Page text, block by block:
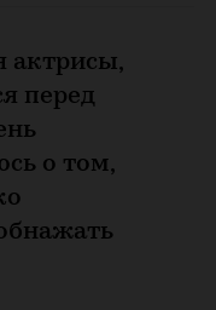
актрисы,
перед
о том,